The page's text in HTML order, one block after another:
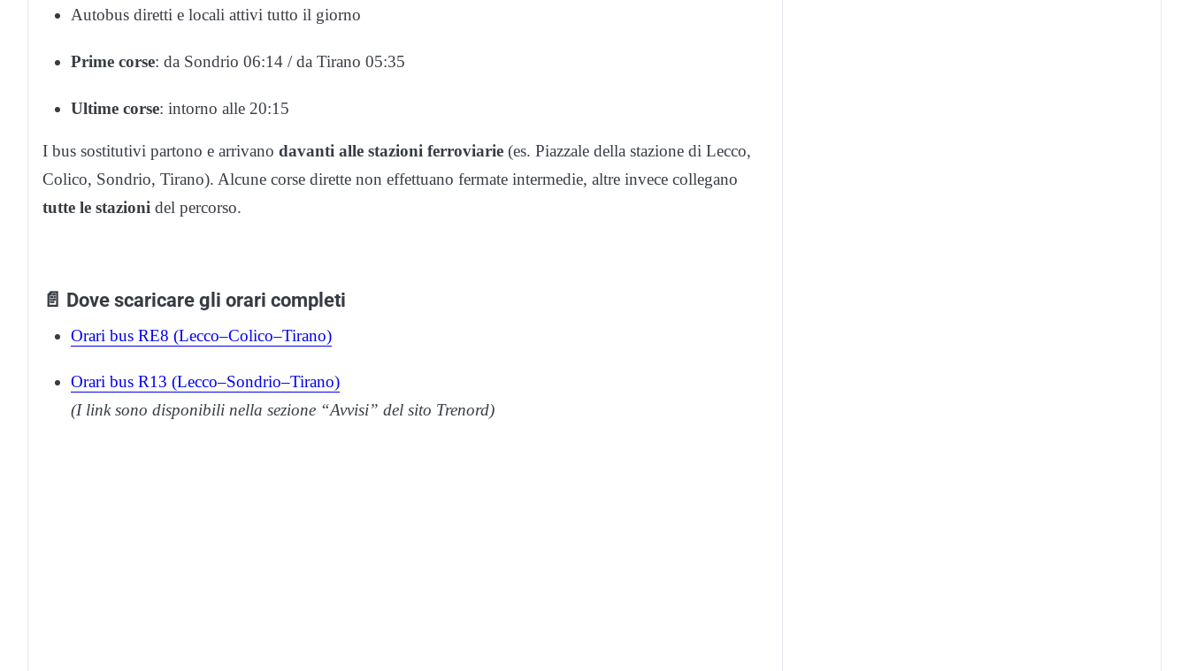
Autobus diretti e locali attivi tutto il giorno
Prime corse: da Sondrio 06:14 / da Tirano 05:35
Ultime corse: intorno alle 20:15
I bus sostitutivi partono e arrivano davanti alle stazioni ferroviarie (es. Piazzale della stazione di Lecco,
Colico, Sondrio, Tirano). Alcune corse dirette non effettuano fermate intermedie, altre invece collegano
tutte le stazioni del percorso.
📄 Dove scaricare gli orari completi
Orari bus RE8 (Lecco–Colico–Tirano)
Orari bus R13 (Lecco–Sondrio–Tirano)
(I link sono disponibili nella sezione “Avvisi” del sito Trenord)